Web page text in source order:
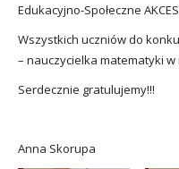
Edukacyjno-Społeczne
Wszystkich uczniów do
– nauczycielka matematyki
Serdecznie gratulujemy!!!
Anna Skorupa